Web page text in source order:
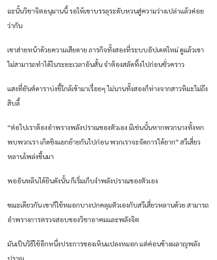
ฉะนั้น​วิชา​จิต​อนุมาน​นี้​ รอ​ให้​เขา​บรรลุ​ระดับ​หวน​สู่ความว่างเปล่า​แล้ว​ค่อย​
ว่า​กัน​
เขา​ส่ายหน้า​ด้วย​ความเสียดาย​ ภารกิจ​ทั้งสอง​ที่​ระบบ​อัปเดต​ใหม่​ ดู​แล้ว​เขา​
ไม่สามารถ​ทำได้​ใน​ระยะเวลา​อัน​สั้น​ จำต้อง​สลัดทิ้ง​ไปก่อน​ชั่วคราว​
แสงที่​ยันต์​ดารา​บ่งชี้​ใกล้​เข้ามา​เรื่อยๆ​ ไม่นาน​ทั้งสอง​ก็​ห่าง​จาก​สาว​หิมะ​ไม่ถึง
สิบ​ลี้​
“ต่อไป​เรา​ต้อง​อำพราง​พลัง​ปราณ​ของ​ตัวเอง​ มิเช่นนั้น​หาก​พวก​นาง​ทั้ง​หก​
พบ​พวกเรา​ เกิด​ชิงแยกย้าย​กัน​ไปก่อน​ พวกเรา​จะจัดการ​ได้​ยาก​” สวี​เสี่ยว​
หลาน​โพล่ง​ขึ้น​มา
พอ​อัน​หลิน​ได้ยิน​ดังนั้น​ ก็​เริ่ม​เก็บงำ​พลัง​ปราณ​ของ​ตัวเอง​
ขณะเดียวกัน​ เขา​ก็​ใช้หมอก​บาง​ปกคลุม​ตัวเอง​กับ​สวี​เสี่ยว​หลาน​ด้วย​ สามารถ​
อำพราง​การ​ตรวจสอบ​ของ​วิชาอาคม​และ​พลังจิต​
มัน​เป็น​วิธีใช้​อีก​หนึ่ง​ประการ​ของ​เหิน​แปลง​หมอก​ แต่​ค่อนข้าง​ผลาญ​พลัง​
ปราณ​